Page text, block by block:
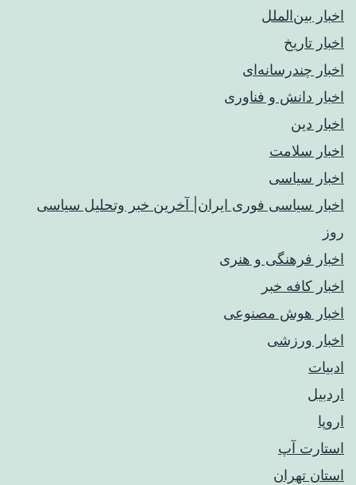
اخبار بین‌الملل
اخبار تاریخ
اخبار چندرسانه‌ای
اخبار دانش و فناوری
اخبار دین
اخبار سلامت
اخبار سیاسی
اخبار سیاسی فوری ایران| آخرین خبر وتحلیل سیاسی
روز
اخبار فرهنگی و هنری
اخبار کافه خبر
اخبار هوش مصنوعی
اخبار ورزشی
ادبیات
اردبیل
اروپا
استارت آپ
استان تهران